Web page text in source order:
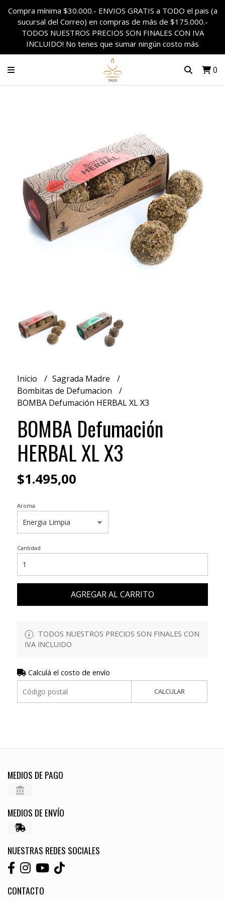
Compra mínima $30.000.- ENVIOS GRATIS a TODO el pais (a
sucursal del Correo) en compras de más de $175.000.-
TODOS NUESTROS PRECIOS SON FINALES CON IVA
INCLUIDO! No tenes que sumar ningún costo más
0
Inicio
Sagrada Madre
Bombitas de Defumacion
BOMBA Defumación HERBAL XL X3
BOMBA Defumación
HERBAL XL X3
$1.495,00
Aroma
Cantidad
AGREGAR AL CARRITO
TODOS NUESTROS PRECIOS SON FINALES CON
IVA INCLUIDO
Calculá el costo de envío
CALCULAR
MEDIOS DE PAGO
MEDIOS DE ENVÍO
NUESTRAS REDES SOCIALES
CONTACTO